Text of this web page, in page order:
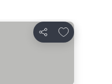
Jaa
Lisää